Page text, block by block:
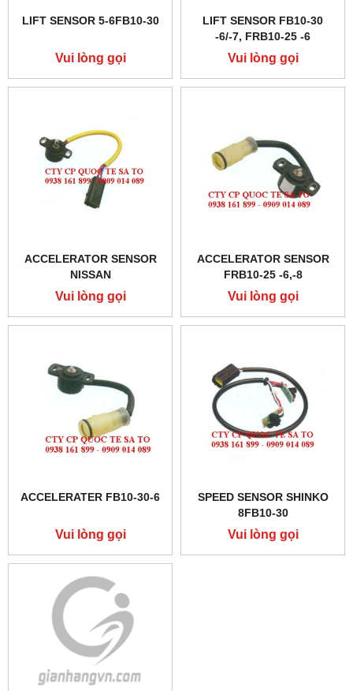
LIFT SENSOR 5-6FB10-30
Vui lòng gọi
LIFT SENSOR FB10-30
-6/-7, FRB10-25 -6
Vui lòng gọi
ACCELERATOR SENSOR
NISSAN
Vui lòng gọi
ACCELERATOR SENSOR
FRB10-25 -6,-8
Vui lòng gọi
ACCELERATER FB10-30-6
Vui lòng gọi
SPEED SENSOR SHINKO
8FB10-30
Vui lòng gọi